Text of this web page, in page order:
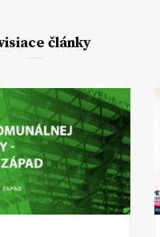
články